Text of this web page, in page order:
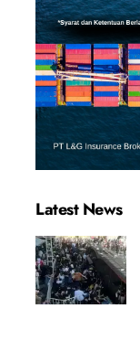
Latest News